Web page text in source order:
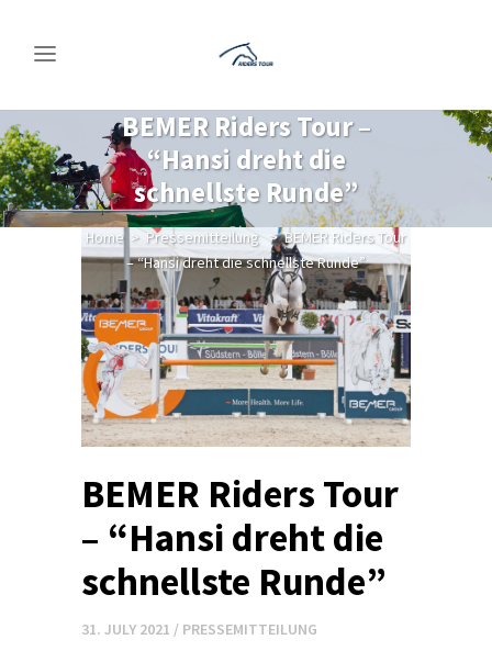
BEMER Riders Tour –
“Hansi dreht die
schnellste Runde”
Home > Pressemitteilung >BEMER Riders Tour
– “Hansi dreht die schnellste Runde”
BEMER Riders Tour
– “Hansi dreht die
schnellste Runde”
31. JULY 2021 / PRESSEMITTEILUNG